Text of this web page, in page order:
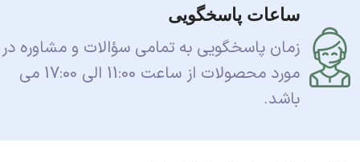
ساعات پاسخگویی
زمان پاسخگویی به تمامی سؤالات و مشاوره در
مورد محصولات از ساعت 11:00 الی 17:00 می
باشد.